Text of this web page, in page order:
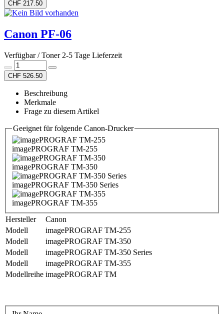
CHF 217.50
Canon PF-06
Verfügbar / Toner 2-5 Tage Lieferzeit
CHF 526.50
Beschreibung
Merkmale
Frage zu diesem Artikel
Geeignet für folgende Canon-Drucker
imagePROGRAF TM-255
imagePROGRAF TM-350
imagePROGRAF TM-350 Series
imagePROGRAF TM-355
Hersteller
Canon
Modell
imagePROGRAF TM-255
Modell
imagePROGRAF TM-350
Modell
imagePROGRAF TM-350 Series
Modell
imagePROGRAF TM-355
Modellreihe imagePROGRAF TM